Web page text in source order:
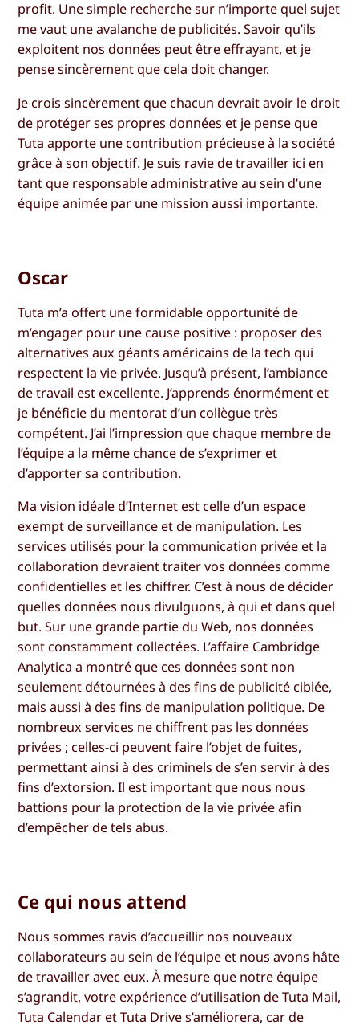
profit. Une simple recherche sur n’importe quel sujet
me vaut une avalanche de publicités. Savoir qu’ils
exploitent nos données peut être effrayant, et je
pense sincèrement que cela doit changer.
Je crois sincèrement que chacun devrait avoir le droit
de protéger ses propres données et je pense que
Tuta apporte une contribution précieuse à la société
grâce à son objectif. Je suis ravie de travailler ici en
tant que responsable administrative au sein d’une
équipe animée par une mission aussi importante.
Oscar
Tuta m’a offert une formidable opportunité de
m’engager pour une cause positive : proposer des
alternatives aux géants américains de la tech qui
respectent la vie privée. Jusqu’à présent, l’ambiance
de travail est excellente. J’apprends énormément et
je bénéficie du mentorat d’un collègue très
compétent. J’ai l’impression que chaque membre de
l’équipe a la même chance de s’exprimer et
d’apporter sa contribution.
Ma vision idéale d’Internet est celle d’un espace
exempt de surveillance et de manipulation. Les
services utilisés pour la communication privée et la
collaboration devraient traiter vos données comme
confidentielles et les chiffrer. C’est à nous de décider
quelles données nous divulguons, à qui et dans quel
but. Sur une grande partie du Web, nos données
sont constamment collectées. L’affaire Cambridge
Analytica a montré que ces données sont non
seulement détournées à des fins de publicité ciblée,
mais aussi à des fins de manipulation politique. De
nombreux services ne chiffrent pas les données
privées ; celles-ci peuvent faire l’objet de fuites,
permettant ainsi à des criminels de s’en servir à des
fins d’extorsion. Il est important que nous nous
battions pour la protection de la vie privée afin
d’empêcher de tels abus.
Ce qui nous attend
Nous sommes ravis d’accueillir nos nouveaux
collaborateurs au sein de l’équipe et nous avons hâte
de travailler avec eux. À mesure que notre équipe
s’agrandit, votre expérience d’utilisation de Tuta Mail,
Tuta Calendar et Tuta Drive s’améliorera, car de